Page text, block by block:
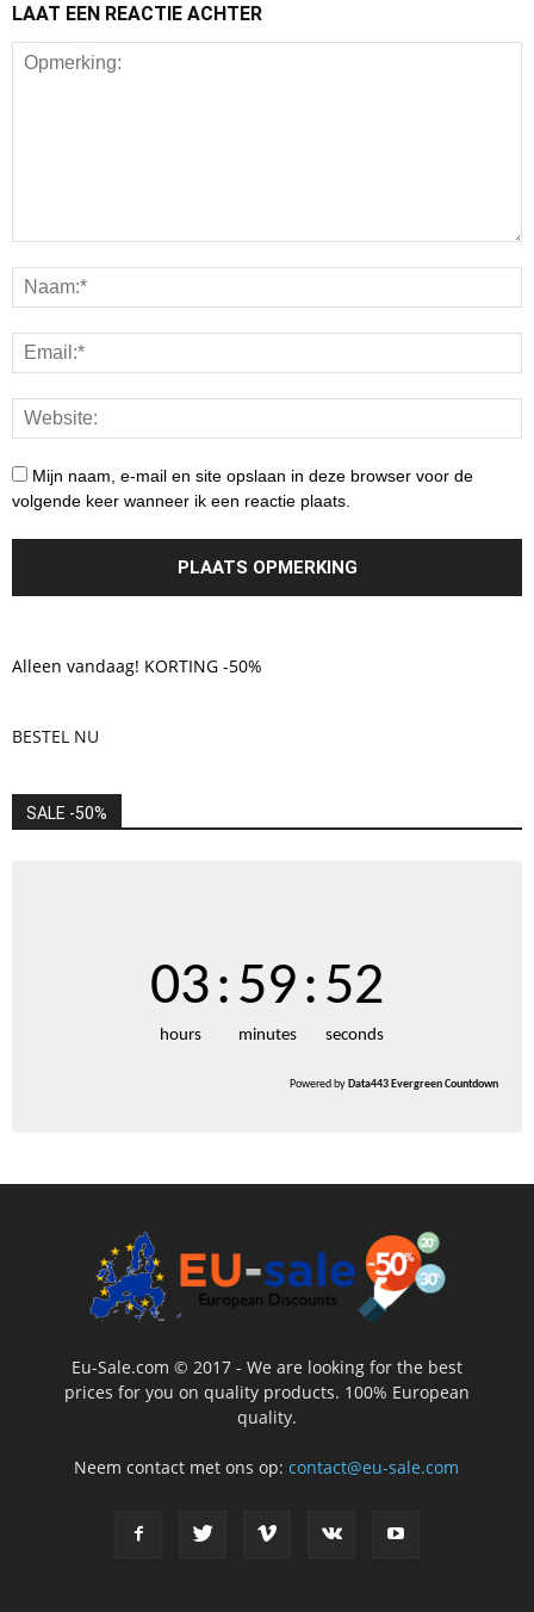
LAAT EEN REACTIE ACHTER
Mijn naam, e-mail en site opslaan in deze browser voor de
volgende keer wanneer ik een reactie plaats.
Alleen vandaag! KORTING -50%
BESTEL NU
SALE -50%
03
hours
:59
minutes
:50
seconds
Powered by Data443 Evergreen Countdown
Eu-Sale.com © 2017 - We are looking for the best
prices for you on quality products. 100% European
quality.
Neem contact met ons op:contact@eu-sale.com